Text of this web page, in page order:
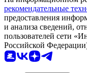
рекомендательные
предоставления
и анализа сведений,
пользователей сети
Российской